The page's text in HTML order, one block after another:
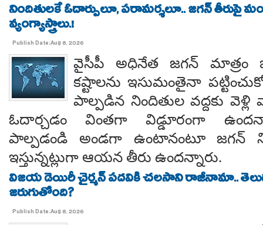
నిందితులకే ఓదార్పులూ, పరామర్శలూ.. జగన్ తీరుపై
వ్యంగ్యాస్త్రాలు.!
Publish Date:Aug 8, 2026
వైసీపీ అధినేత జగన్ మాత్రం
కష్టాలను ఇసుమంతైనా
పాల్పడిన నిందితుల వద్దకు
ఓదార్చడం వింతగా విడ్డూరంగా
పాల్పడండి అండగా ఉంటానంటూ జగన్
ఇస్తున్నట్లుగా ఆయన తీరు ఉందన్నారు.
విజయ డెయిరీ చైర్మన్ పదవికి చలసాని రాజీనామా..
జరుగుతోంది?
Publish Date:Aug 8, 2026